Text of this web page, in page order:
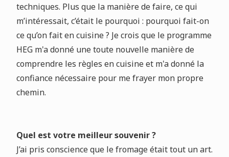
techniques. Plus que la manière de faire, ce qui
m’intéressait, c’était le pourquoi : pourquoi fait-on
ce qu’on fait en cuisine ? Je crois que le programme
HEG m'a donné une toute nouvelle manière de
comprendre les règles en cuisine et m'a donné la
confiance nécessaire pour me frayer mon propre
chemin.
Quel est votre meilleur souvenir ?
J’ai pris conscience que le fromage était tout un art.